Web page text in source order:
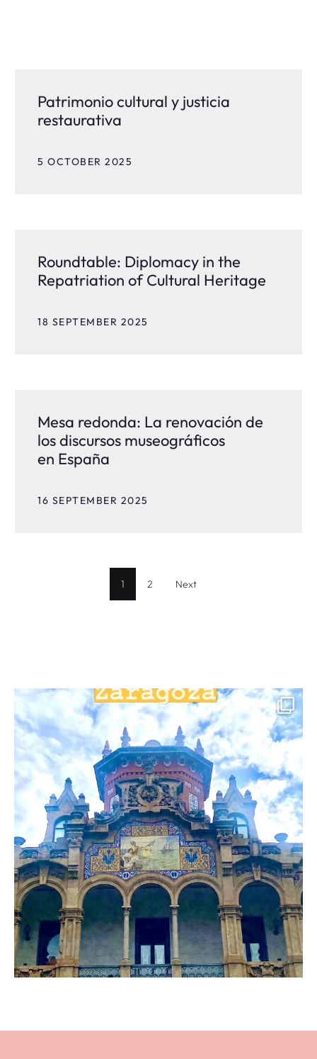
Patrimonio cultural y justicia
restaurativa
5 OCTOBER 2025
Roundtable: Diplomacy in the
Repatriation of Cultural Heritage
18 SEPTEMBER 2025
Mesa redonda: La renovación de
los discursos museográficos
en España
16 SEPTEMBER 2025
1 2 Next